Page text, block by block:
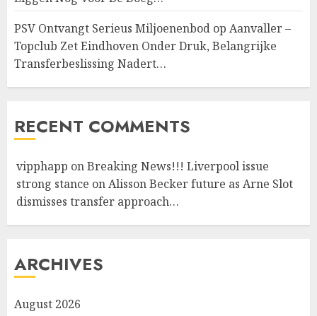
PSV Ontvangt Serieus Miljoenenbod op Aanvaller –
Topclub Zet Eindhoven Onder Druk, Belangrijke
Transferbeslissing Nadert…
RECENT COMMENTS
vipphapp onBreaking News!!! Liverpool issue
strong stance on Alisson Becker future as Arne Slot
dismisses transfer approach…
ARCHIVES
August 2026